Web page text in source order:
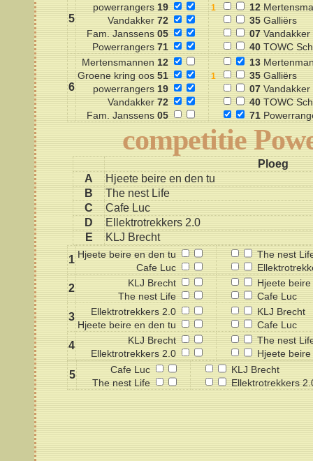
5
powerrangers 19
Vandakker 72
Fam. Janssens 05
Powerrangers 71
12
35Galliërs
07Vandakker
40TOWC
6
Mertensmannen 12
Groene kring oos 51
powerrangers 19
Vandakker 72
Fam. Janssens 05
13
35Galliërs
07Vandakker
40TOWC
71
competitie
Ploeg
A
Hjeete beire en den tu
B
The nest Life
C
Cafe Luc
D
Ellektrotrekkers 2.0
E
KLJ Brecht
1 Hjeete beire en den tu
Cafe Luc
The nest
2
KLJ Brecht
The nest Life
Hjeete
Cafe Luc
3
Ellektrotrekkers 2.0
Hjeete beire en den tu
KLJ Brecht
Cafe Luc
4
KLJ Brecht
Ellektrotrekkers 2.0
The nest
Hjeete
5
Cafe Luc
The nest Life
KLJ Brecht
Ellektrotrekkers